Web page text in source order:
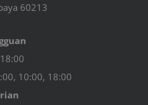
60213
10:00, 18:00